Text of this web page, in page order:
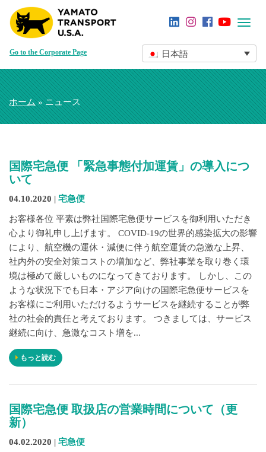
Go to the Corporate Page 日本語
ホーム» ニュース
国際宅急便 「緊急事態付加運賃」の導入につ
いて
04.10.2020 | 宅急便
お客様各位 平素は弊社国際宅急便サービスを御利用いただき
心より御礼申し上げます。 COVID-19の世界的感染拡大の影響
により、航空機の運休・減便に伴う航空運賃の急激な上昇、
社内外の安全対策コストの増加など、弊社事業を取り巻く環
境は極めて厳しいものになってきております。 しかし、この
ような状況下でも日本・アジア向けの国際宅急便サービスを
お客様にご利用いただけるようサービスを継続することが弊
社の社会的責任と考えております。 つきましては、サービス
継続に向け、急激なコスト増を...
もっと読む
国際宅急便 取扱店の営業時間について（更
新）
04.02.2020 | 宅急便